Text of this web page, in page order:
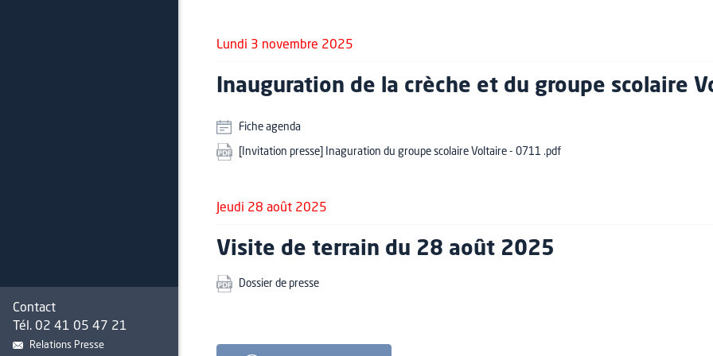
Contact
Tél. 02 41 05 47 21
Relations Presse
Lundi 3 novembre 2025
Inauguration de la crèche et du groupe scolaire
Fiche agenda
[Invitation presse] Inaguration du groupe scolaire Voltaire - 0711 .pdf
Jeudi 28 août 2025
Visite de terrain du 28 août 2025
Dossier de presse